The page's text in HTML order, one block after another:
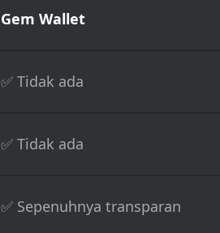
Gem Wallet
✅ Tidak ada
✅ Tidak ada
✅ Sepenuhnya transparan